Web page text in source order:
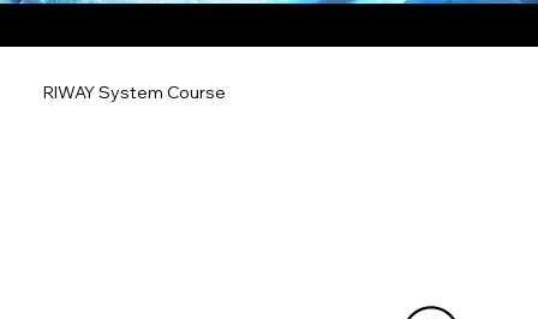
RIWAY System Course